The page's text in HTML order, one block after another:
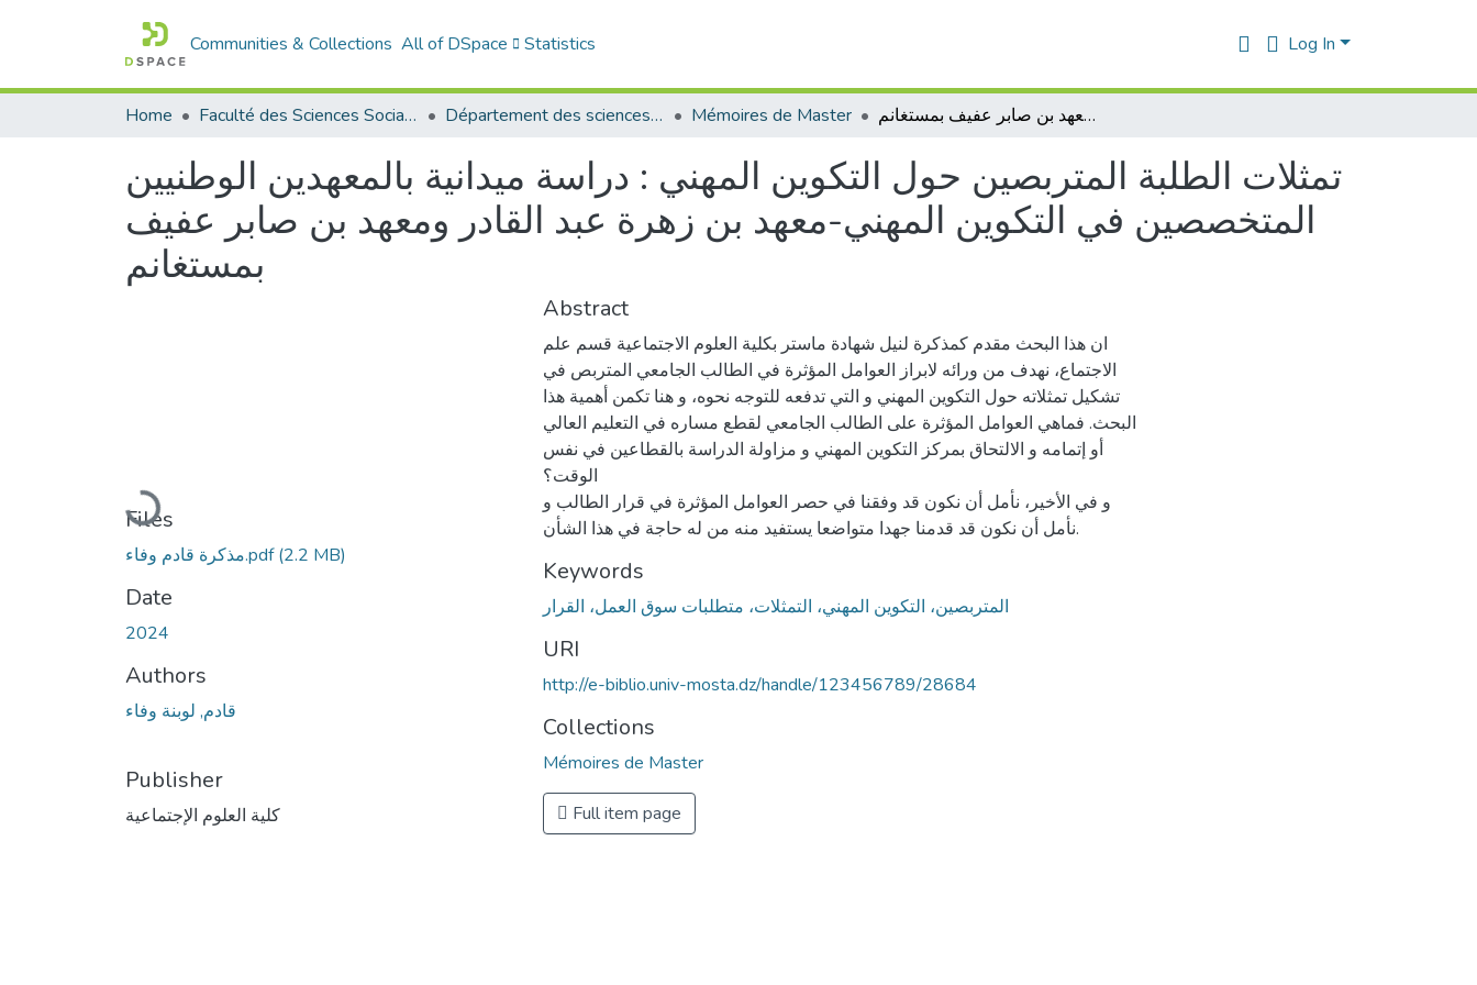
Communities & Collections All of DSpace Statistics Log In
Home Faculté des Sciences Sociales Département des sciences sociales Mémoires de Master تمثلات الطلبة المتربصين حول التكوين المهني : دراسة ميدانية بالمعهدين الوطنيين المتخصصين في التكوين المهني-معهد بن زهرة عبد القادر ومعهد بن صابر عفيف بمستغانم
تمثلات الطلبة المتربصين حول التكوين المهني : دراسة ميدانية بالمعهدين الوطنيين
المتخصصين في التكوين المهني-معهد بن زهرة عبد القادر ومعهد بن صابر عفيف
بمستغانم
Loading...
Files
مذكرة قادم وفاء.pdf(2.2 MB)
Date
2024
Authors
قادم, لوبنة وفاء
Publisher
كلية العلوم الإجتماعية
Abstract
ان هذا البحث مقدم كمذكرة لنيل شهادة ماستر بكلية العلوم الاجتماعية قسم علم
الاجتماع، نهدف من ورائه لابراز العوامل المؤثرة في الطالب الجامعي المتربص في
تشكيل تمثلاته حول التكوين المهني و التي تدفعه للتوجه نحوه، و هنا تكمن أهمية هذا
البحث. فماهي العوامل المؤثرة على الطالب الجامعي لقطع مساره في التعليم العالي
أو إتمامه و الالتحاق بمركز التكوين المهني و مزاولة الدراسة بالقطاعين في نفس
الوقت؟
و في الأخير، نأمل أن نكون قد وفقنا في حصر العوامل المؤثرة في قرار الطالب و
نأمل أن نكون قد قدمنا جهدا متواضعا يستفيد منه من له حاجة في هذا الشأن.
Keywords
المتربصين، التكوين المهني، التمثلات، متطلبات سوق العمل، القرار
URI
http://e-biblio.univ-mosta.dz/handle/123456789/28684
Collections
Mémoires de Master
Full item page